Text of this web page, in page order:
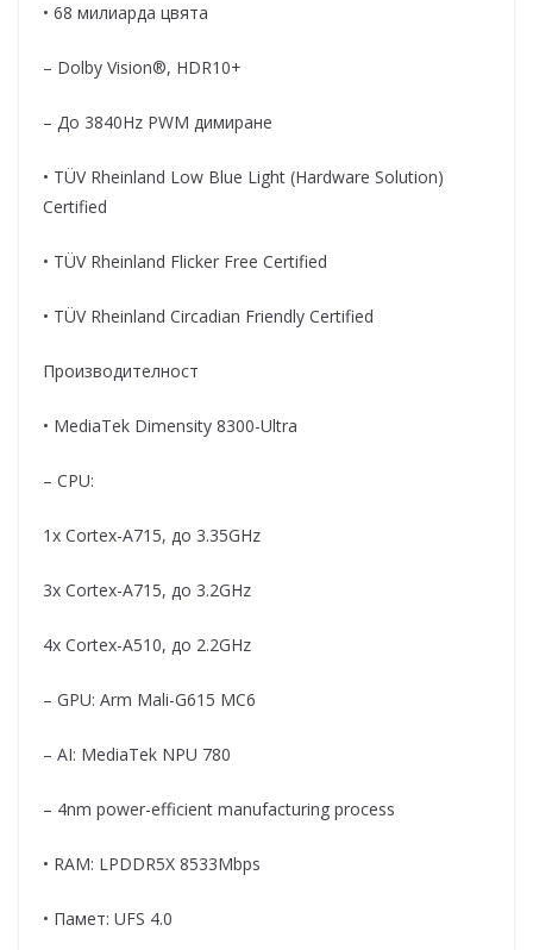
• 68 милиарда цвята
– Dolby Vision®, HDR10+
– До 3840Hz PWM димиране
• TÜV Rheinland Low Blue Light (Hardware Solution)
Certified
• TÜV Rheinland Flicker Free Certified
• TÜV Rheinland Circadian Friendly Certified
Производителност
• MediaTek Dimensity 8300-Ultra
– CPU:
1x Cortex-A715, до 3.35GHz
3x Cortex-A715, до 3.2GHz
4x Cortex-A510, до 2.2GHz
– GPU: Arm Mali-G615 MC6
– AI: MediaTek NPU 780
– 4nm power-efficient manufacturing process
• RAM: LPDDR5X 8533Mbps
• Памет: UFS 4.0